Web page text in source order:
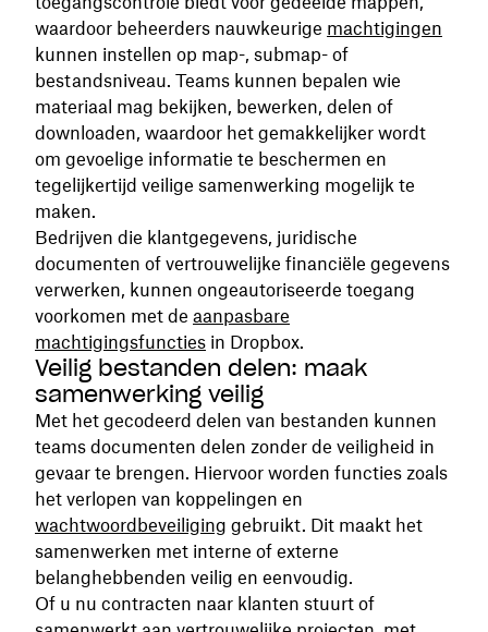
waardoor beheerders nauwkeurige machtigingen
kunnen instellen op map-, submap- of
bestandsniveau. Teams kunnen bepalen wie
materiaal mag bekijken, bewerken, delen of
downloaden, waardoor het gemakkelijker wordt
om gevoelige informatie te beschermen en
tegelijkertijd veilige samenwerking mogelijk te
maken.
Bedrijven die klantgegevens, juridische
documenten of vertrouwelijke financiële gegevens
verwerken, kunnen ongeautoriseerde toegang
voorkomen met de aanpasbare
machtigingsfuncties in Dropbox.
Veilig bestanden delen: maak
samenwerking veilig
Met het gecodeerd delen van bestanden kunnen
teams documenten delen zonder de veiligheid in
gevaar te brengen. Hiervoor worden functies zoals
het verlopen van koppelingen en
wachtwoordbeveiliging gebruikt. Dit maakt het
samenwerken met interne of externe
belanghebbenden veilig en eenvoudig.
Of u nu contracten naar klanten stuurt of